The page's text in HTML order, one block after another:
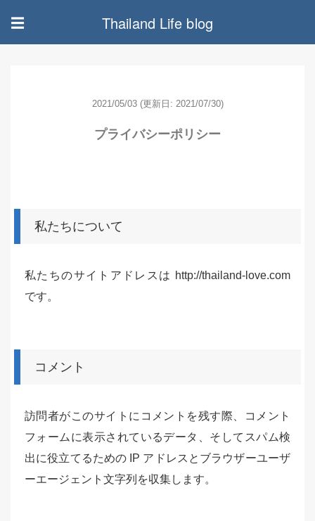
☰ Thailand Life blog
2021/05/03 (更新日: 2021/07/30)
プライバシーポリシー
私たちについて
私たちのサイトアドレスは http://thailand-love.com
です。
コメント
訪問者がこのサイトにコメントを残す際、コメント
フォームに表示されているデータ、そしてスパム検
出に役立てるための IP アドレスとブラウザーユーザ
ーエージェント文字列を収集します。